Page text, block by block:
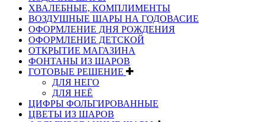
ХВАЛЕБНЫЕ, КОМПЛИМЕНТЫ
ВОЗДУШНЫЕ ШАРЫ НА ГОДОВАСИЕ
ОФОРМЛЕНИЕ ДНЯ РОЖДЕНИЯ
ОФОРМЛЕНИЕ ДЕТСКОЙ
ОТКРЫТИЕ МАГАЗИНА
ФОНТАНЫ ИЗ ШАРОВ
ГОТОВЫЕ РЕШЕНИЕ
ДЛЯ НЕГО
ДЛЯ НЕЁ
ЦИФРЫ ФОЛЬГИРОВАННЫЕ
ЦВЕТЫ ИЗ ШАРОВ